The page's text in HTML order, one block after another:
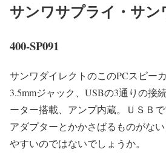
サンワサプライ・サン
400-SP091
サンワダイレクトのこのPCスピーカ
3.5mmジャック、USBの3通りの接
ーター搭載、アンプ内蔵。ＵＳＢ
アダプターとかかさばるものがな
やすいのではないでしょうか。